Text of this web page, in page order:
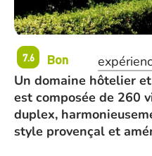
7.6 Bon
Un domaine hôtelier
est composée de 260
duplex,
style provençal et